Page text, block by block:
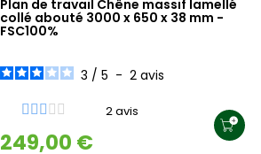
Plan de travail Chêne massif lamellé
collé abouté 3000 x 650 x 38 mm -
FSC100%
3 / 5 - 2 avis
2 avis
249,00 €